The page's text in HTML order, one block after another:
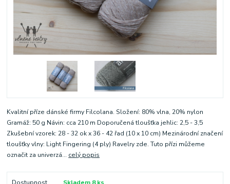
Kvalitní příze dánské firmy Filcolana. Složení: 80% vlna, 20% nylon
Gramáž: 50 g Návin: cca 210 m Doporučená tloušťka jehlic: 2,5 - 3,5
Zkušební vzorek: 28 - 32 ok x 36 - 42 řad (10 x 10 cm) Mezinárodní značení
tloušťky vlny: Light Fingering (4 ply) Ravelry zde. Tuto přízi můžeme
označit za univerzá... celý popis